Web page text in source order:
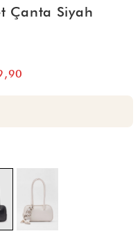
Çanta Siyah